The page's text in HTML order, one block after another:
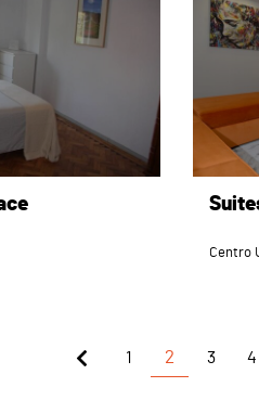
Centro
1 2 3 4